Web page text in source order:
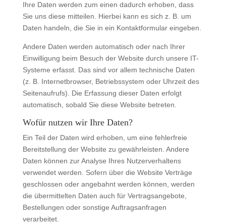
Ihre Daten werden zum einen dadurch erhoben, dass
Sie uns diese mitteilen. Hierbei kann es sich z. B. um
Daten handeln, die Sie in ein Kontaktformular eingeben.
Andere Daten werden automatisch oder nach Ihrer
Einwilligung beim Besuch der Website durch unsere IT-
Systeme erfasst. Das sind vor allem technische Daten
(z. B. Internetbrowser, Betriebssystem oder Uhrzeit des
Seitenaufrufs). Die Erfassung dieser Daten erfolgt
automatisch, sobald Sie diese Website betreten.
Wofür nutzen wir Ihre Daten?
Ein Teil der Daten wird erhoben, um eine fehlerfreie
Bereitstellung der Website zu gewährleisten. Andere
Daten können zur Analyse Ihres Nutzerverhaltens
verwendet werden. Sofern über die Website Verträge
geschlossen oder angebahnt werden können, werden
die übermittelten Daten auch für Vertragsangebote,
Bestellungen oder sonstige Auftragsanfragen
verarbeitet.